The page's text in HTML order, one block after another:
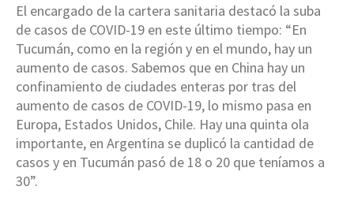
El encargado de la cartera sanitaria destacó la suba
de casos de COVID-19 en este último tiempo: “En
Tucumán, como en la región y en el mundo, hay un
aumento de casos. Sabemos que en China hay un
confinamiento de ciudades enteras por tras del
aumento de casos de COVID-19, lo mismo pasa en
Europa, Estados Unidos, Chile. Hay una quinta ola
importante, en Argentina se duplicó la cantidad de
casos y en Tucumán pasó de 18 o 20 que teníamos a
30”.